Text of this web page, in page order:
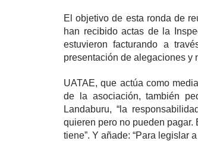
El objetivo de esta ronda de
han recibido actas de la
estuvieron facturando a
presentación de alegaciones y
UATAE, que actúa como
de la asociación, también
Landaburu, “la
quieren pero no pueden
tiene”. Y añade: “Para legislar